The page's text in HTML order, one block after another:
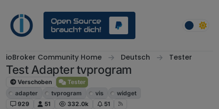
ioBroker Community Home Deutsch Tester
Test Adapter tvprogram
Verschoben
Tester
adapter
tvprogram vis
widget
929
51 332.0k 51